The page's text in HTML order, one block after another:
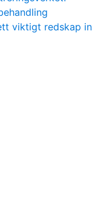
viktigt redskap